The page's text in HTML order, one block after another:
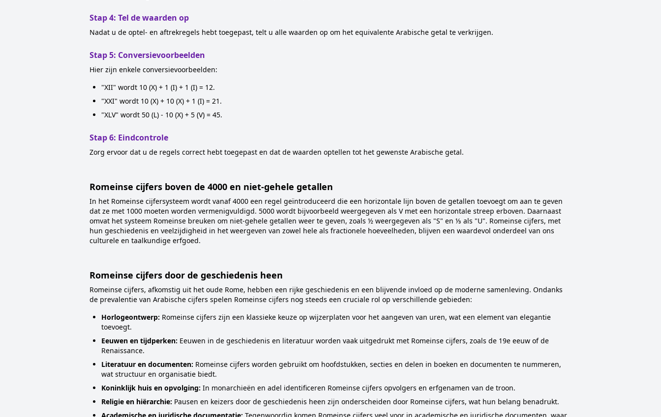
Stap 4: Tel de waarden op
Nadat u de optel- en aftrekregels hebt toegepast, telt u alle waarden op om het equivalente Arabische getal te verkrijgen.
Stap 5: Conversievoorbeelden
Hier zijn enkele conversievoorbeelden:
"XII" wordt 10 (X) + 1 (I) + 1 (I) = 12.
"XXI" wordt 10 (X) + 10 (X) + 1 (I) = 21.
"XLV" wordt 50 (L) - 10 (X) + 5 (V) = 45.
Stap 6: Eindcontrole
Zorg ervoor dat u de regels correct hebt toegepast en dat de waarden optellen tot het gewenste Arabische getal.
Romeinse cijfers boven de 4000 en niet-gehele getallen
In het Romeinse cijfersysteem wordt vanaf 4000 een regel geïntroduceerd die een horizontale lijn boven de getallen toevoegt om aan te geven
dat ze met 1000 moeten worden vermenigvuldigd. 5000 wordt bijvoorbeeld weergegeven als V met een horizontale streep erboven. Daarnaast
omvat het systeem Romeinse breuken om niet-gehele getallen weer te geven, zoals ½ weergegeven als "S" en ⅓ als "U". Romeinse cijfers, met
hun geschiedenis en veelzijdigheid in het weergeven van zowel hele als fractionele hoeveelheden, blijven een waardevol onderdeel van ons
culturele en taalkundige erfgoed.
Romeinse cijfers door de geschiedenis heen
Romeinse cijfers, afkomstig uit het oude Rome, hebben een rijke geschiedenis en een blijvende invloed op de moderne samenleving. Ondanks
de prevalentie van Arabische cijfers spelen Romeinse cijfers nog steeds een cruciale rol op verschillende gebieden:
Horlogeontwerp: Romeinse cijfers zijn een klassieke keuze op wijzerplaten voor het aangeven van uren, wat een element van elegantie
toevoegt.
Eeuwen en tijdperken: Eeuwen in de geschiedenis en literatuur worden vaak uitgedrukt met Romeinse cijfers, zoals de 19e eeuw of de
Renaissance.
Literatuur en documenten: Romeinse cijfers worden gebruikt om hoofdstukken, secties en delen in boeken en documenten te nummeren,
wat structuur en organisatie biedt.
Koninklijk huis en opvolging: In monarchieën en adel identificeren Romeinse cijfers opvolgers en erfgenamen van de troon.
Religie en hiërarchie: Pausen en keizers door de geschiedenis heen zijn onderscheiden door Romeinse cijfers, wat hun belang benadrukt.